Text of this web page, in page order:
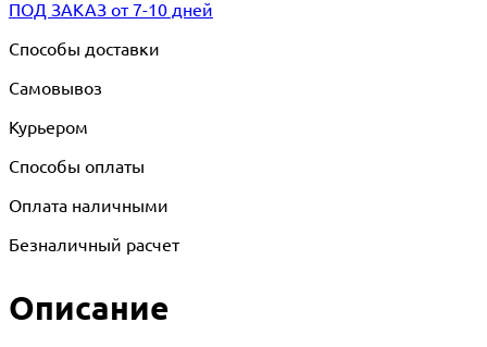
ПОД ЗАКАЗ от 7-10 дней
Способы доставки
Самовывоз
Курьером
Способы оплаты
Оплата наличными
Безналичный расчет
Описание